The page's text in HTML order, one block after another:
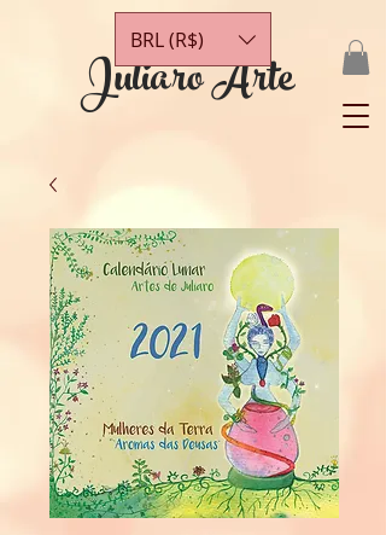
Juliaro Arte
BRL (R$)